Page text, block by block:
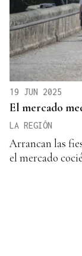
19 JUN 2025
El mercado
LA REGIÓN
Arrancan las
el mercado